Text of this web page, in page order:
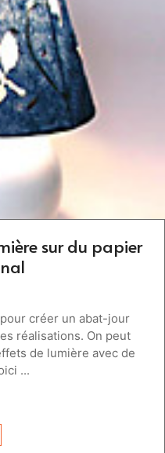
sur du papier
créer un abat-jour
réalisations. On peut
de lumière avec de
...